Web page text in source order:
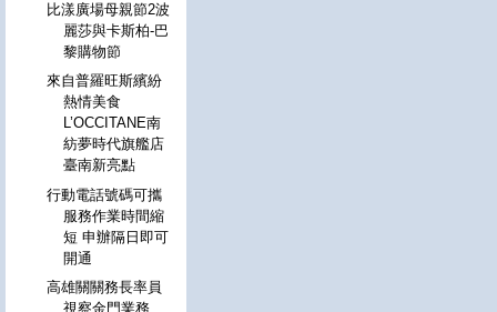
比漾廣場母親節2波
麗莎與卡斯柏-巴
黎購物節
來自普羅旺斯繽紛
熱情美食
L’OCCITANE南
紡夢時代旗艦店
臺南新亮點
行動電話號碼可攜
服務作業時間縮
短 申辦隔日即可
開通
高雄關關務長率員
視察金門業務